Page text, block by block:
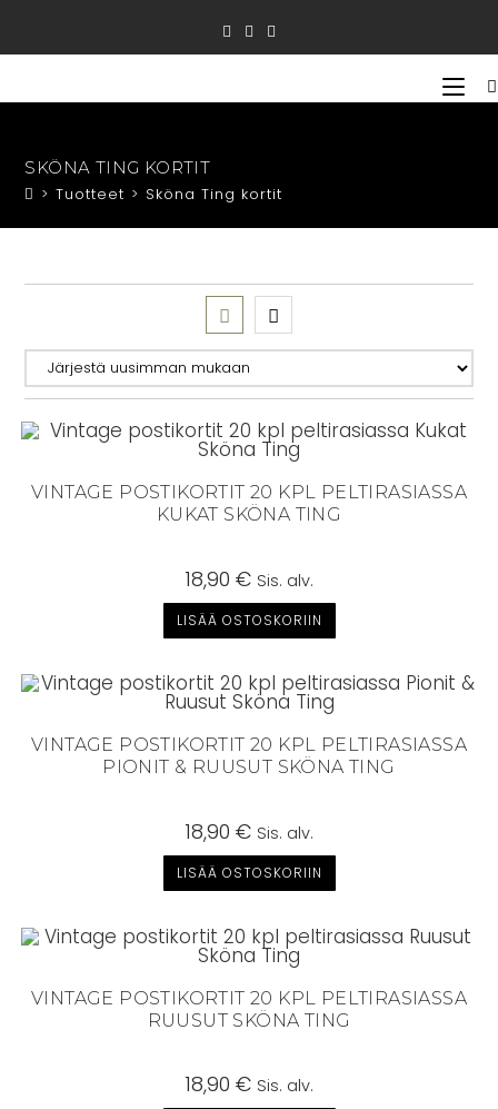
SKÖNA TING KORTIT
> Tuotteet > Sköna Ting kortit
VINTAGE POSTIKORTIT 20 KPL PELTIRASIASSA
KUKAT SKÖNA TING
18,90 € Sis. alv.
LISÄÄ OSTOSKORIIN
VINTAGE POSTIKORTIT 20 KPL PELTIRASIASSA
PIONIT & RUUSUT SKÖNA TING
18,90 € Sis. alv.
LISÄÄ OSTOSKORIIN
VINTAGE POSTIKORTIT 20 KPL PELTIRASIASSA
RUUSUT SKÖNA TING
18,90 € Sis. alv.